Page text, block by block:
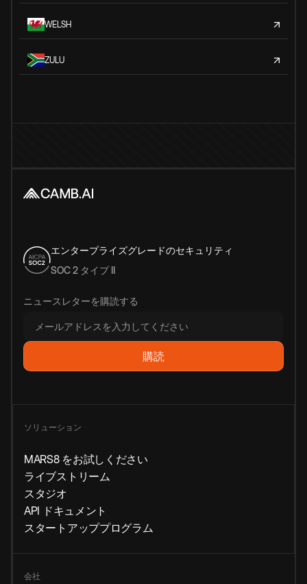
WELSH
ZULU
エンタープライズグレードのセキュリティ
SOC 2 タイプ II
ニュースレターを購読する
ソリューション
MARS8 をお試しください
ライブストリーム
スタジオ
API ドキュメント
スタートアッププログラム
会社